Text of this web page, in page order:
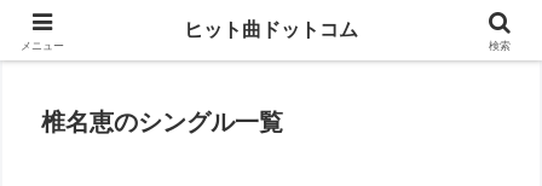
思い出の曲がすぐに見つかる
椎名恵のシングル一覧
メニュー
ヒット曲ドットコム
検索